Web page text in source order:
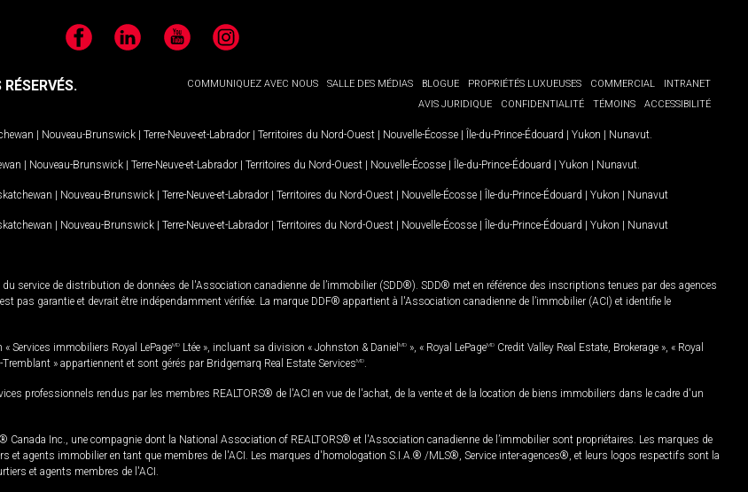
FacebookLinkedIn YouTubeInstagram
COMMUNIQUEZ AVEC NOUS SALLE DES MÉDIAS BLOGUE PROPRIÉTÉS LUXUEUSES COMMERCIAL
INTRANET
AVIS JURIDIQUE
CONFIDENTIALITÉ TÉMOINS ACCESSIBILITÉ
Nouveau-Brunswick Terre-Neuve-et-Labrador Territoires du Nord-Ouest Nouvelle-Écosse Île-du-Prince-Édouard Yukon Nunavut.
Nouveau-Brunswick Terre-Neuve-et-Labrador Territoires du Nord-Ouest Nouvelle-Écosse Île-du-Prince-Édouard Yukon Nunavut.
Nouveau-Brunswick Terre-Neuve-et-Labrador Territoires du Nord-Ouest Nouvelle-Écosse Île-du-Prince-Édouard Yukon Nunavut
Nouveau-Brunswick Terre-Neuve-et-Labrador Territoires du Nord-Ouest Nouvelle-Écosse Île-du-Prince-Édouard Yukon Nunavut
du service de distribution de données de l'Association canadienne de l’immobilier (SDD®). SDD® met en référence des inscriptions tenues par des agences
pas garantie et devrait être indépendamment vérifiée. La marque DDF® appartient à l'Association canadienne de l’immobilier (ACI) et identifie le
Services immobiliers Royal LePageMD Ltée », incluant sa division « Johnston & Daniel MD », « Royal LePageMD Credit Valley Real Estate, Brokerage », « Royal
» appartiennent et sont gérés par Bridgemarq Real Estate ServicesMD.
professionnels rendus par les membres REALTORS® de l'ACI en vue de l'achat, de la vente et de la location de biens immobiliers dans le cadre d'un
Canada Inc., une compagnie dont la National Association of REALTORS® et l'Association canadienne de l’immobilier sont propriétaires. Les marques de
et agents immobilier en tant que membres de l'ACI. Les marques d'homologation S.I.A.® /MLS®, Service inter-agences®, et leurs logos respectifs sont la
et agents membres de l'ACI.